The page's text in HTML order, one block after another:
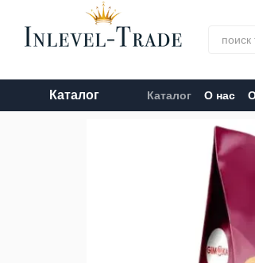
Перейти к основному контенту
Каталог Каталог О нас